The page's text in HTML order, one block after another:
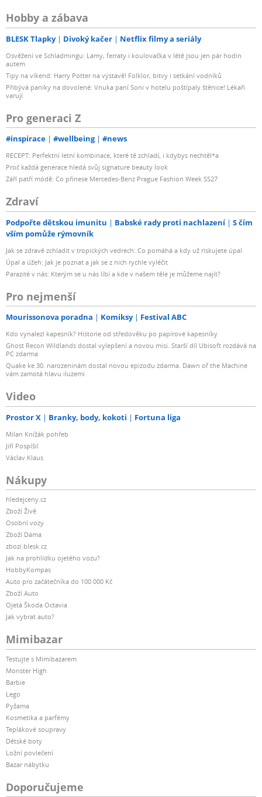
Hobby a zábava
BLESK Tlapky Divoký kačer Netflix filmy a seriály
Osvěžení ve Schladmingu: Lamy, ferraty i koulovačka v létě jsou jen pár hodin
autem
Tipy na víkend: Harry Potter na výstavě! Folklor, bitvy i setkání vodníků
Přibývá paniky na dovolené: Vnuka paní Soni v hotelu poštípaly štěnice! Lékaři
varují
Pro generaci Z
#inspirace #wellbeing #news
RECEPT: Perfektní letní kombinace, které tě zchladí, i kdybys nechtěl*a
Proč každá generace hledá svůj signature beauty look
Září patří módě: Co přinese Mercedes-Benz Prague Fashion Week SS27
Zdraví
Podpořte dětskou imunitu Babské rady proti nachlazení
S čím
vším pomůže rýmovník
Jak se zdravě zchladit v tropických vedrech: Co pomáhá a kdy už riskujete úpal
Úpal a úžeh: Jak je poznat a jak se z nich rychle vyléčit
Parazité v nás: Kterým se u nás líbí a kde v našem těle je můžeme najít?
Pro nejmenší
Mourissonova poradna Komiksy Festival ABC
Kdo vynalezl kapesník? Historie od středověku po papírové kapesníky
Ghost Recon Wildlands dostal vylepšení a novou misi. Starší díl Ubisoft rozdává na
PC zdarma
Quake ke 30. narozeninám dostal novou epizodu zdarma. Dawn of the Machine
vám zamotá hlavu iluzemi
Video
Prostor X Branky, body, kokoti Fortuna liga
Milan Knížák pohřeb
Jiří Pospíšil
Václav Klaus
Nákupy
hledejceny.cz
Zboží Živě
Osobní vozy
Zboží Dáma
zbozi.blesk.cz
Jak na prohlídku ojetého vozu?
HobbyKompas
Auto pro začátečníka do 100 000 Kč
Zboží Auto
Ojetá Škoda Octavia
Jak vybrat auto?
Mimibazar
Testujte s Mimibazarem
Monster High
Barbie
Lego
Pyžama
Kosmetika a parfémy
Teplákové soupravy
Dětské boty
Ložní povlečení
Bazar nábytku
Doporučujeme